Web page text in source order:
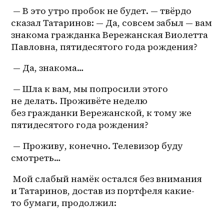
— В это утро пробок не будет. — твёрдо
сказал Татаринов: — Да, совсем забыл — вам
знакома гражданка Вережанская Виолетта
Павловна, пятидесятого года рождения?
— Да, знакома…
— Шла к вам, мы попросили этого
не делать. Проживёте неделю
без гражданки Вережанской, к тому же
пятидесятого года рождения?
— Проживу, конечно. Телевизор буду
смотреть…
Мой слабый намёк остался без внимания
и Татаринов, достав из портфеля какие-
то бумаги, продолжил: